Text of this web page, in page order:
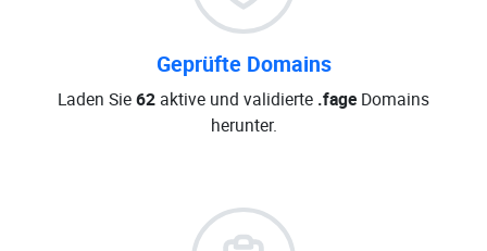
Geprüfte Domains
Laden Sie62 aktive und validierte .fage Domains
herunter.